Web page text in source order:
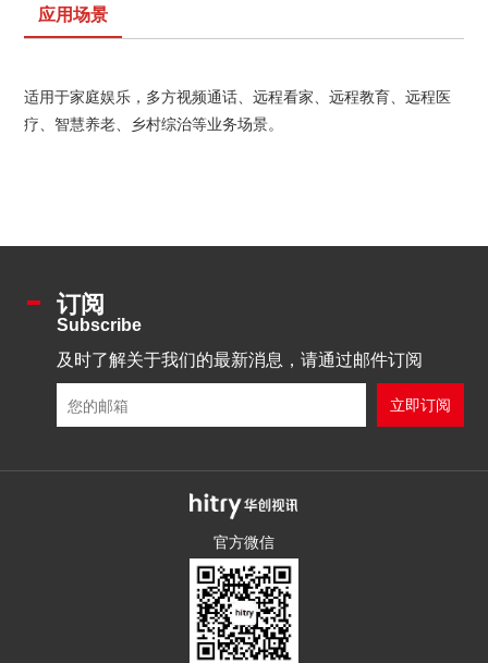
应用场景
适用于家庭娱乐，多方视频通话、远程看家、远程教育、远程医
疗、智慧养老、乡村综治等业务场景。
订阅
Subscribe
及时了解关于我们的最新消息，请通过邮件订阅
官方微信